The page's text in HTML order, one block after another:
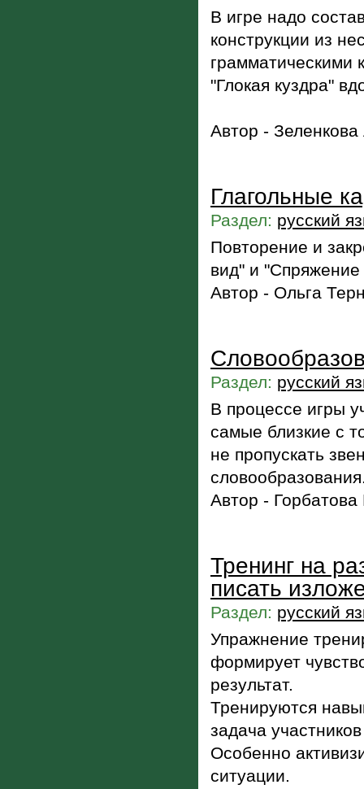
В игре надо
конструкции из
грамматическими
"Глокая куздра"
Автор - Зеленкова
Глагольные
Раздел: русский
Повторение и
вид" и "Спряжение
Автор - Ольга
Раздел: русский
В процессе игры
самые близкие с
не пропускать
Автор - Горбатова
Тренинг на
писать
Раздел: русский
Упражнение
формирует
результат.
Тренируются
задача
Особенно
ситуации.